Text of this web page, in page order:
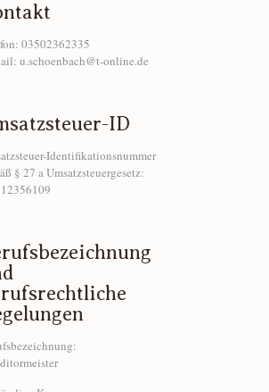
03502362335
u.schoenbach@t-online.de
ID
Identifikationsnummer
§ 27 a Umsatzsteuergesetz: